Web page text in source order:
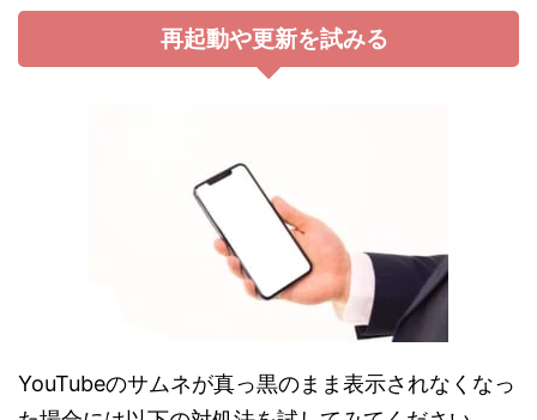
再起動や更新を試みる
YouTubeのサムネが真っ黒のまま表示されなくなっ